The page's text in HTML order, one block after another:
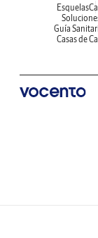
Esquelas
Guía
Casas de